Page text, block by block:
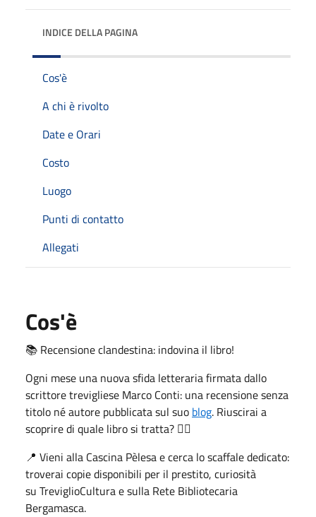
INDICE DELLA PAGINA
Cos'è
A chi è rivolto
Date e Orari
Costo
Luogo
Punti di contatto
Allegati
Cos'è
📚 Recensione clandestina: indovina il libro!
Ogni mese una nuova sfida letteraria firmata dallo
scrittore trevigliese Marco Conti: una recensione senza
titolo né autore pubblicata sul suo blog. Riuscirai a
scoprire di quale libro si tratta? 🕵️‍♀️
📍 Vieni alla Cascina Pèlesa e cerca lo scaffale dedicato:
troverai copie disponibili per il prestito, curiosità
su TreviglioCultura e sulla Rete Bibliotecaria
Bergamasca.